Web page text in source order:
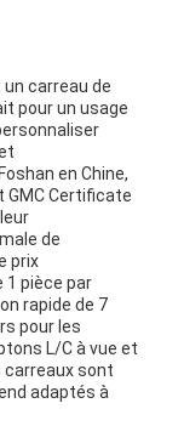
un carreau de
pour un usage
en Chine,
GMC Certificate
de
prix
1 pièce par
rapide de 7
pour les
L/C à vue et
sont
adaptés à